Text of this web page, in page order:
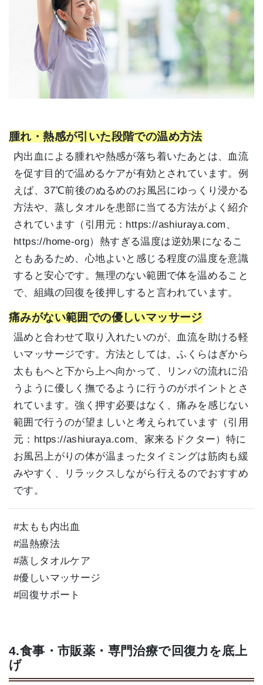
腫れ・熱感が引いた段階での温め方法
内出血による腫れや熱感が落ち着いたあとは、血流
を促す目的で温めるケアが有効とされています。例
えば、37℃前後のぬるめのお風呂にゆっくり浸かる
方法や、蒸しタオルを患部に当てる方法がよく紹介
されています（引用元： https://ashiuraya.com、
https://home-org）熱すぎる温度は逆効果になるこ
ともあるため、心地よいと感じる程度の温度を意識
すると安心です。無理のない範囲で体を温めること
で、組織の回復を後押しすると言われています。
痛みがない範囲での優しいマッサージ
温めと合わせて取り入れたいのが、血流を助ける軽
いマッサージです。方法としては、ふくらはぎから
太ももへと下から上へ向かって、リンパの流れに沿
うように優しく撫でるように行うのがポイントとさ
れています。強く押す必要はなく、痛みを感じない
範囲で行うのが望ましいと考えられています（引用
元： https://ashiuraya.com、家来るドクター）特に
お風呂上がりの体が温まったタイミングは筋肉も緩
みやすく、リラックスしながら行えるのでおすすめ
です。
#太もも内出血
#温熱療法
#蒸しタオルケア
#優しいマッサージ
#回復サポート
4.食事・市販薬・専門治療で回復力を底上
げ